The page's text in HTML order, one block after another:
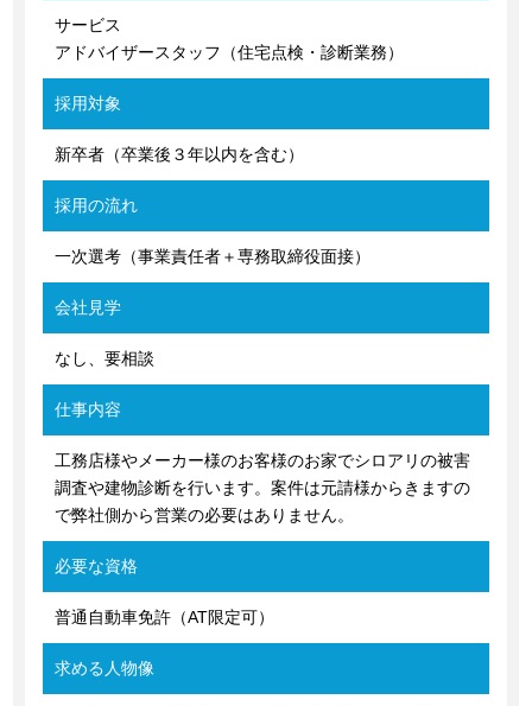
サービス
アドバイザースタッフ（住宅点検・診断業務）
採用対象
新卒者（卒業後３年以内を含む）
採用の流れ
一次選考（事業責任者＋専務取締役面接）
会社見学
なし、要相談
仕事内容
工務店様やメーカー様のお客様のお家でシロアリの被害
調査や建物診断を行います。案件は元請様からきますの
で弊社側から営業の必要はありません。
必要な資格
普通自動車免許（AT限定可）
求める人物像